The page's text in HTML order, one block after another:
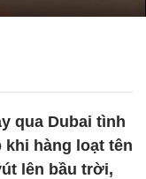
qua Dubai tình
hàng loạt tên
lên bầu trời,